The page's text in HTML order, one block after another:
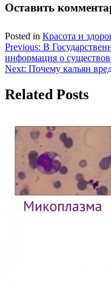
Оставить
Posted in Красота и
Навигация
по
Previous: В
информация о
Next: Почему кальян
Related Posts